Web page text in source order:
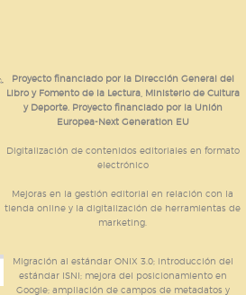
Proyecto financiado por la Dirección General del
Libro y Fomento de la Lectura, Ministerio de Cultura
y Deporte. Proyecto financiado por la Unión
Europea-Next Generation EU
Digitalización de contenidos editoriales en formato
electrónico
Mejoras en la gestión editorial en relación con la
tienda online y la digitalización de herramientas de
marketing.
Migración al estándar ONIX 3.0; introducción del
estándar ISNI; mejora del posicionamiento en
Google; ampliación de campos de metadatos y